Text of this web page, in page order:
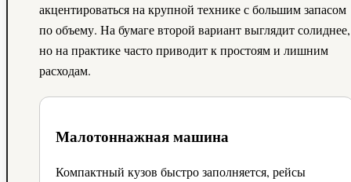
акцентироваться на крупной технике с большим запасом
по объему. На бумаге второй вариант выглядит солиднее,
но на практике часто приводит к простоям и лишним
расходам.
Малотоннажная машина
Компактный кузов быстро заполняется, рейсы